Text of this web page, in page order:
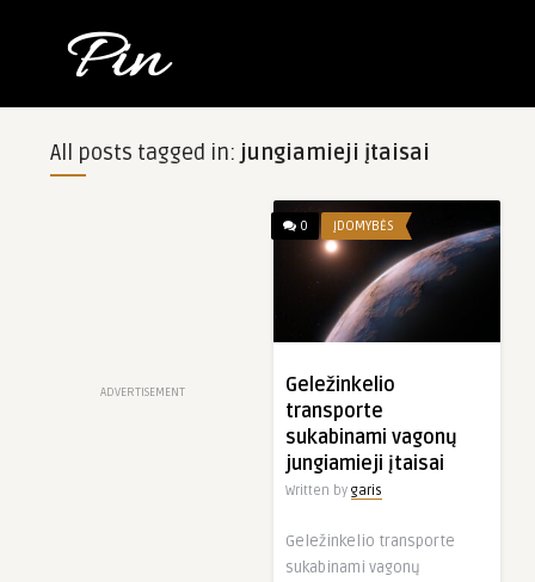
All posts tagged in: jungiamieji įtaisai
ADVERTISEMENT
0 ĮDOMYBĖS
Geležinkelio
transporte
sukabinami vagonų
jungiamieji įtaisai
Written by garis
Geležinkelio transporte
sukabinami vagonų